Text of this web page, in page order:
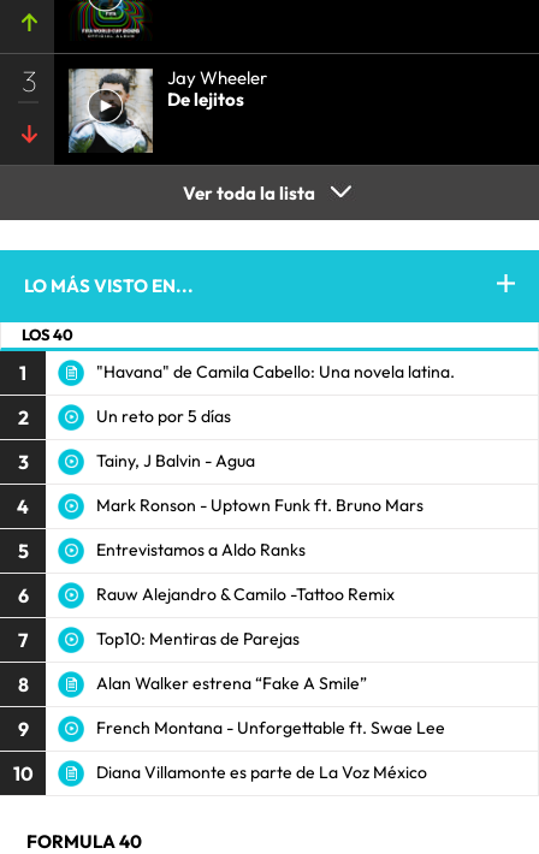
3
Jay Wheeler
De lejitos
Ver toda la lista
LO MÁS VISTO EN...
LOS 40
1 "Havana" de Camila Cabello: Una novela latina.
2 Un reto por 5 días
3 Tainy, J Balvin - Agua
4 Mark Ronson - Uptown Funk ft. Bruno Mars
5 Entrevistamos a Aldo Ranks
6 Rauw Alejandro & Camilo -Tattoo Remix
7 Top10: Mentiras de Parejas
8 Alan Walker estrena “Fake A Smile”
9 French Montana - Unforgettable ft. Swae Lee
10 Diana Villamonte es parte de La Voz México
FORMULA 40